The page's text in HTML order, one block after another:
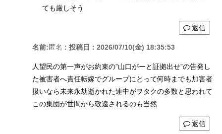
ても厳しそう
返信
名前:匿名 : 投稿日：2026/07/10(金) 18:35:53
人望民の第一声がお約束の”山口がーと証拠出せ”の告発し
た被害者へ責任転嫁でグループにとって何時までも加害者
扱いなら未来永劫逝かれた連中がヲタクの多数と思われて
この集団が世間から敬遠されるのも当然
返信